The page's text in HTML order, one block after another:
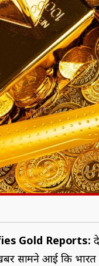
Gold Reports:
सामने आई कि